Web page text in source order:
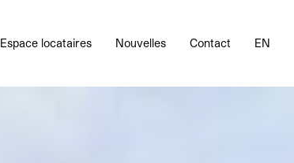
Espace locataires Nouvelles Contact EN